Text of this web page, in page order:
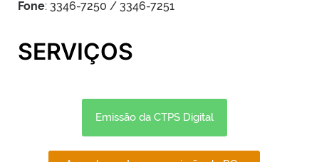
Fone: 3346-7250 / 3346-7251
SERVIÇOS
Emissão da CTPS Digital